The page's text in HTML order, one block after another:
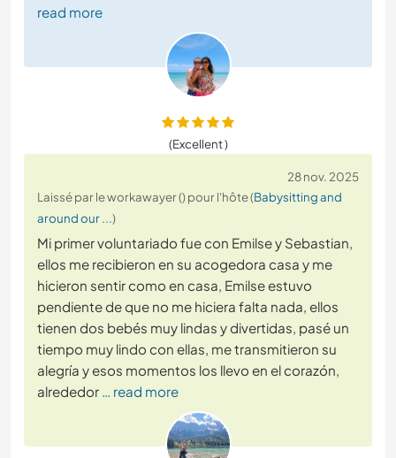
read more
(Excellent )
28 nov. 2025
Laissé par le workawayer () pour l'hôte (Babysitting and
around our ...)
Mi primer voluntariado fue con Emilse y Sebastian,
ellos me recibieron en su acogedora casa y me
hicieron sentir como en casa, Emilse estuvo
pendiente de que no me hiciera falta nada, ellos
tienen dos bebés muy lindas y divertidas, pasé un
tiempo muy lindo con ellas, me transmitieron su
alegría y esos momentos los llevo en el corazón,
alrededor
… read more